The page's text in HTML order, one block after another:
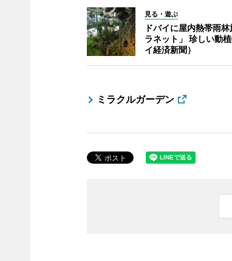
見る・遊ぶ
ドバイに屋内熱帯雨
ラネット」 珍しい動
イ経済新聞）
ミラクルガーデン